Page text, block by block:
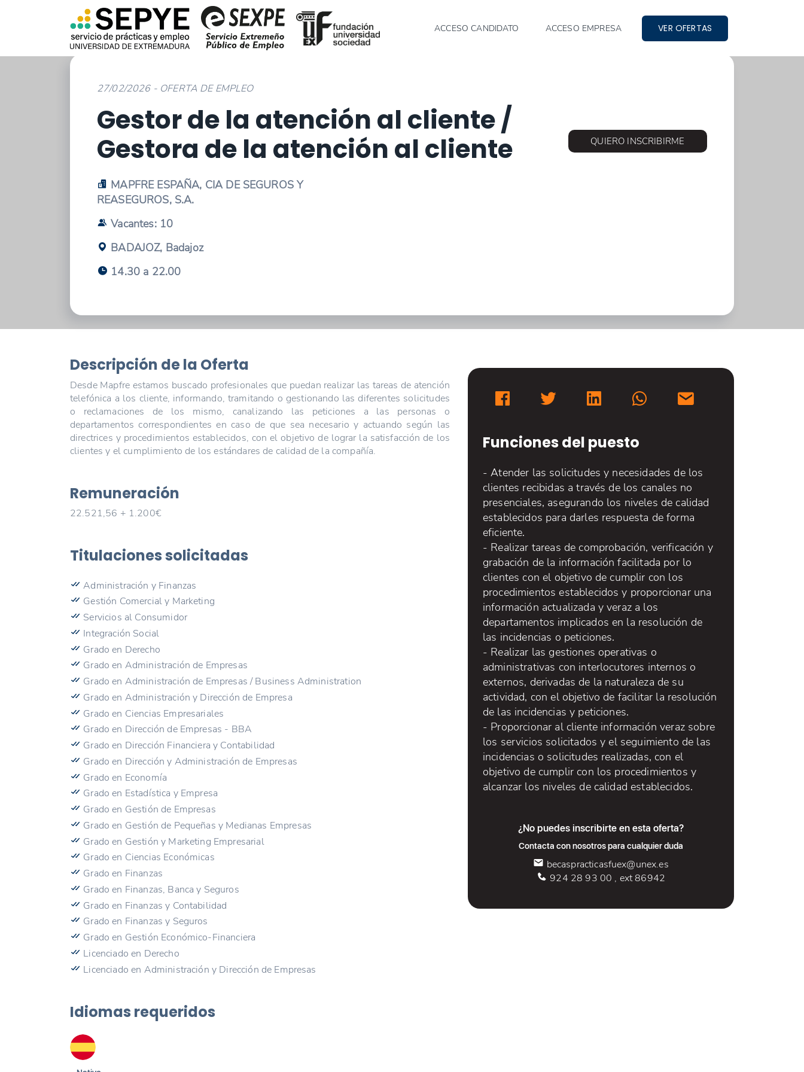
ACCESO CANDIDATO ACCESO EMPRESA VER OFERTAS
27/02/2026 - OFERTA DE EMPLEO
Gestor de la atención al cliente /
Gestora de la atención al cliente
MAPFRE ESPAÑA, CIA DE SEGUROS Y
REASEGUROS, S.A.
Vacantes: 10
BADAJOZ, Badajoz
14.30 a 22.00
QUIERO INSCRIBIRME
Descripción de la Oferta
Desde Mapfre estamos buscado profesionales que puedan realizar las tareas de atención
telefónica a los cliente, informando, tramitando o gestionando las diferentes solicitudes
o reclamaciones de los mismo, canalizando las peticiones a las personas o
departamentos correspondientes en caso de que sea necesario y actuando según las
directrices y procedimientos establecidos, con el objetivo de lograr la satisfacción de los
clientes y el cumplimiento de los estándares de calidad de la compañía.
Remuneración
22.521,56 + 1.200€
Titulaciones solicitadas
Administración y Finanzas
Gestión Comercial y Marketing
Servicios al Consumidor
Integración Social
Grado en Derecho
Grado en Administración de Empresas
Grado en Administración de Empresas / Business Administration
Grado en Administración y Dirección de Empresa
Grado en Ciencias Empresariales
Grado en Dirección de Empresas - BBA
Grado en Dirección Financiera y Contabilidad
Grado en Dirección y Administración de Empresas
Grado en Economía
Grado en Estadística y Empresa
Grado en Gestión de Empresas
Grado en Gestión de Pequeñas y Medianas Empresas
Grado en Gestión y Marketing Empresarial
Grado en Ciencias Económicas
Grado en Finanzas
Grado en Finanzas, Banca y Seguros
Grado en Finanzas y Contabilidad
Grado en Finanzas y Seguros
Grado en Gestión Económico-Financiera
Licenciado en Derecho
Licenciado en Administración y Dirección de Empresas
Idiomas requeridos
Funciones del puesto
- Atender las solicitudes y necesidades de los
clientes recibidas a través de los canales no
presenciales, asegurando los niveles de calidad
establecidos para darles respuesta de forma
eficiente.
- Realizar tareas de comprobación, verificación y
grabación de la información facilitada por lo
clientes con el objetivo de cumplir con los
procedimientos establecidos y proporcionar una
información actualizada y veraz a los
departamentos implicados en la resolución de
las incidencias o peticiones.
- Realizar las gestiones operativas o
administrativas con interlocutores internos o
externos, derivadas de la naturaleza de su
actividad, con el objetivo de facilitar la resolución
de las incidencias y peticiones.
- Proporcionar al cliente información veraz sobre
los servicios solicitados y el seguimiento de las
incidencias o solicitudes realizadas, con el
objetivo de cumplir con los procedimientos y
alcanzar los niveles de calidad establecidos.
¿No puedes inscribirte en esta oferta?
Contacta con nosotros para cualquier duda
becaspracticasfuex@unex.es
924 28 93 00 , ext 86942